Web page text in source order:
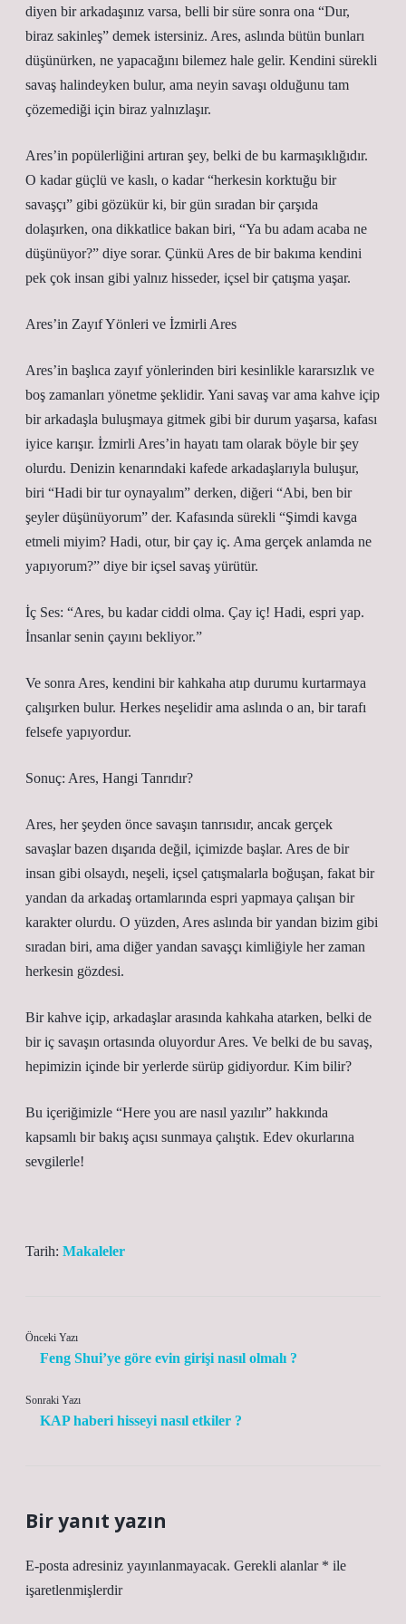
diyen bir arkadaşınız varsa, belli bir süre sonra ona “Dur,
biraz sakinleş” demek istersiniz. Ares, aslında bütün bunları
düşünürken, ne yapacağını bilemez hale gelir. Kendini sürekli
savaş halindeyken bulur, ama neyin savaşı olduğunu tam
çözemediği için biraz yalnızlaşır.
Ares’in popülerliğini artıran şey, belki de bu karmaşıklığıdır.
O kadar güçlü ve kaslı, o kadar “herkesin korktuğu bir
savaşçı” gibi gözükür ki, bir gün sıradan bir çarşıda
dolaşırken, ona dikkatlice bakan biri, “Ya bu adam acaba ne
düşünüyor?” diye sorar. Çünkü Ares de bir bakıma kendini
pek çok insan gibi yalnız hisseder, içsel bir çatışma yaşar.
Ares’in Zayıf Yönleri ve İzmirli Ares
Ares’in başlıca zayıf yönlerinden biri kesinlikle kararsızlık ve
boş zamanları yönetme şeklidir. Yani savaş var ama kahve içip
bir arkadaşla buluşmaya gitmek gibi bir durum yaşarsa, kafası
iyice karışır. İzmirli Ares’in hayatı tam olarak böyle bir şey
olurdu. Denizin kenarındaki kafede arkadaşlarıyla buluşur,
biri “Hadi bir tur oynayalım” derken, diğeri “Abi, ben bir
şeyler düşünüyorum” der. Kafasında sürekli “Şimdi kavga
etmeli miyim? Hadi, otur, bir çay iç. Ama gerçek anlamda ne
yapıyorum?” diye bir içsel savaş yürütür.
İç Ses: “Ares, bu kadar ciddi olma. Çay iç! Hadi, espri yap.
İnsanlar senin çayını bekliyor.”
Ve sonra Ares, kendini bir kahkaha atıp durumu kurtarmaya
çalışırken bulur. Herkes neşelidir ama aslında o an, bir tarafı
felsefe yapıyordur.
Sonuç: Ares, Hangi Tanrıdır?
Ares, her şeyden önce savaşın tanrısıdır, ancak gerçek
savaşlar bazen dışarıda değil, içimizde başlar. Ares de bir
insan gibi olsaydı, neşeli, içsel çatışmalarla boğuşan, fakat bir
yandan da arkadaş ortamlarında espri yapmaya çalışan bir
karakter olurdu. O yüzden, Ares aslında bir yandan bizim gibi
sıradan biri, ama diğer yandan savaşçı kimliğiyle her zaman
herkesin gözdesi.
Bir kahve içip, arkadaşlar arasında kahkaha atarken, belki de
bir iç savaşın ortasında oluyordur Ares. Ve belki de bu savaş,
hepimizin içinde bir yerlerde sürüp gidiyordur. Kim bilir?
Bu içeriğimizle “Here you are nasıl yazılır” hakkında
kapsamlı bir bakış açısı sunmaya çalıştık. Edev okurlarına
sevgilerle!
Tarih: Makaleler
Önceki Yazı
Feng Shui’ye göre evin girişi nasıl olmalı ?
Sonraki Yazı
KAP haberi hisseyi nasıl etkiler ?
Bir yanıt yazın
E-posta adresiniz yayınlanmayacak. Gerekli alanlar * ile
işaretlenmişlerdir